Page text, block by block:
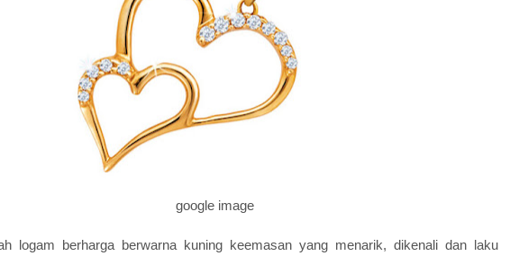
google image
logam berharga berwarna kuning keemasan yang menarik, dikenali dan laku